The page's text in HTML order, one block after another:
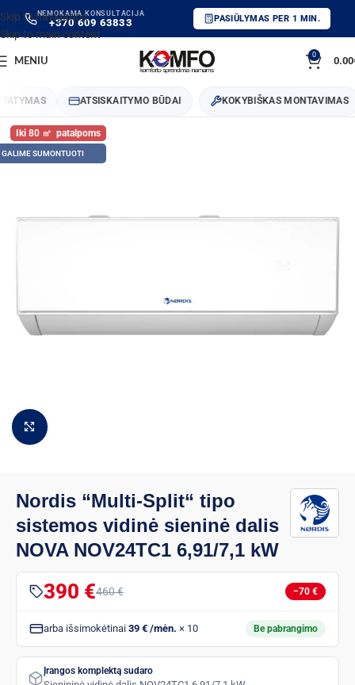
Skip to navigation
Skip to main content
NEMOKAMA KONSULTACIJA
+370 609 63833 PASIŪLYMAS PER 1 MIN.
MENIU
0 0.00
ATSISKAITYMO BŪDAI KOKYBIŠKAS MONTAVIMAS
80
GALIME SUMONTUOTI
Padidinti vaizdą
Nordis “Multi-Split“ tipo
sistemos vidinė sieninė dalis
NOVA NOV24TC1 6,91/7,1 kW
390 €460 € −70 €
arba išsimokėtinai 39 € /mėn. × 10 Be pabrangimo
Įrangos komplektą sudaro